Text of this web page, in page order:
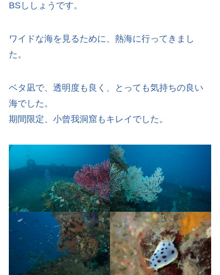
BSししょうです。
ワイドな海を見るために、熱海に行ってきまし
た。
ベタ凪で、透明度も良く、とっても気持ちの良い
海でした。
期間限定、小曾我洞窟もキレイでした。